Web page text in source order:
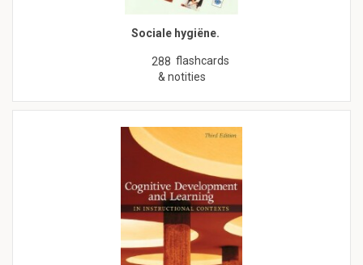
Sociale hygiëne.
288 flashcards
& notities